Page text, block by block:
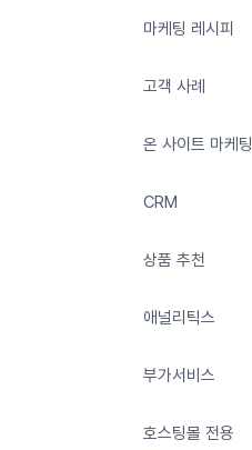
마케팅 레시피
고객 사례
온 사이트 마케팅
CRM
상품 추천
애널리틱스
부가서비스
호스팅몰 전용